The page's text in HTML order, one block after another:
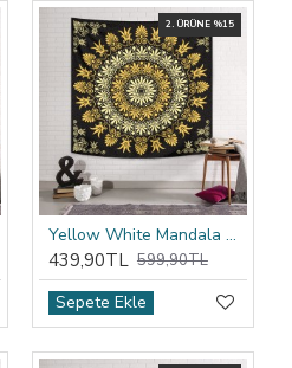
2. ÜRÜNE %15
Yellow White Mandala Duvar Örtüsü
439,90TL 599,90TL
Sepete Ekle